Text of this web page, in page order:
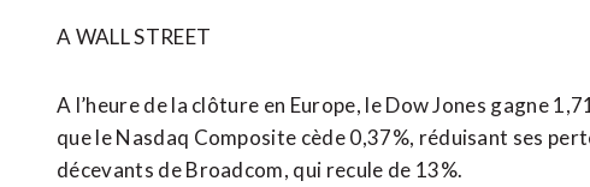
A ​WALL STREET
A l’heure de la clôture en Europe, le Dow Jones gagne
que le Nasdaq Composite cède 0,37%, réduisant ses
décevants de Broadcom, qui recule de 13%.